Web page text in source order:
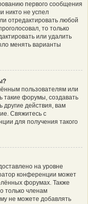
первого сообщения
никто не успел
отредактировать любой
то только
или удалить
менять варианты
пользователям или
такие форумы, создавать
действия, вам
Свяжитесь с
для получения такого
на уровне
конференции может
форумах. Также
только членам
не можете добавлять